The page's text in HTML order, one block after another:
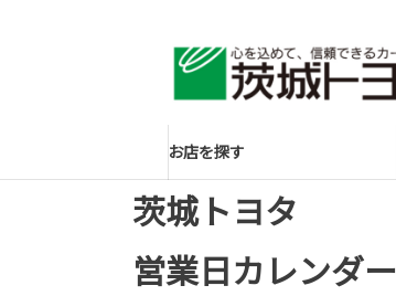
お店を探す
茨城トヨタ
営業日カレンダー